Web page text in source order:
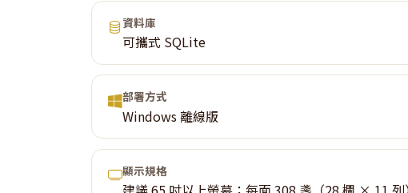
資料庫
可攜式 SQLite
部署方式
Windows 離線版
顯示規格